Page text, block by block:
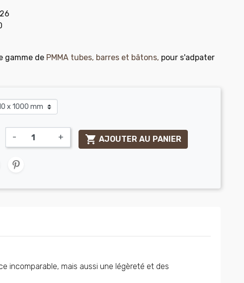
26
gamme de PMMA tubes, barres et bâtons, pour s'adpater
- +  AJOUTER AU PANIER
incomparable, mais aussi une légèreté et des